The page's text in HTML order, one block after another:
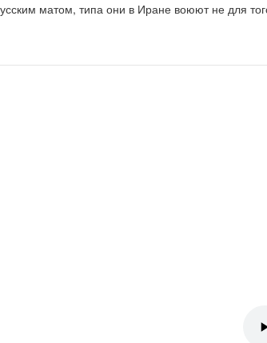
матом, типа они в Иране воюют не для